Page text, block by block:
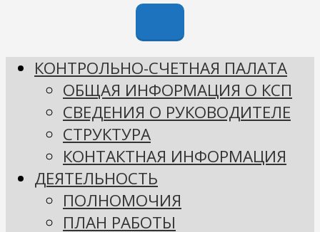
КОНТРОЛЬНО-СЧЕТНАЯ ПАЛАТА
ОБЩАЯ ИНФОРМАЦИЯ О КСП
СВЕДЕНИЯ О РУКОВОДИТЕЛЕ
СТРУКТУРА
КОНТАКТНАЯ ИНФОРМАЦИЯ
ДЕЯТЕЛЬНОСТЬ
ПОЛНОМОЧИЯ
ПЛАН РАБОТЫ